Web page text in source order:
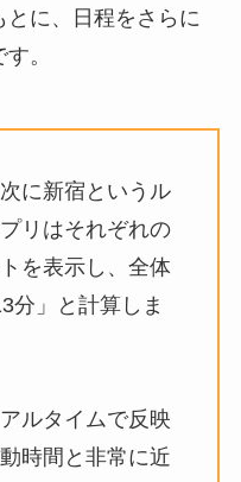
に、日程をさらに
。
に新宿というル
リはそれぞれの
を表示し、全体
分」と計算しま
ルタイムで反映
時間と非常に近